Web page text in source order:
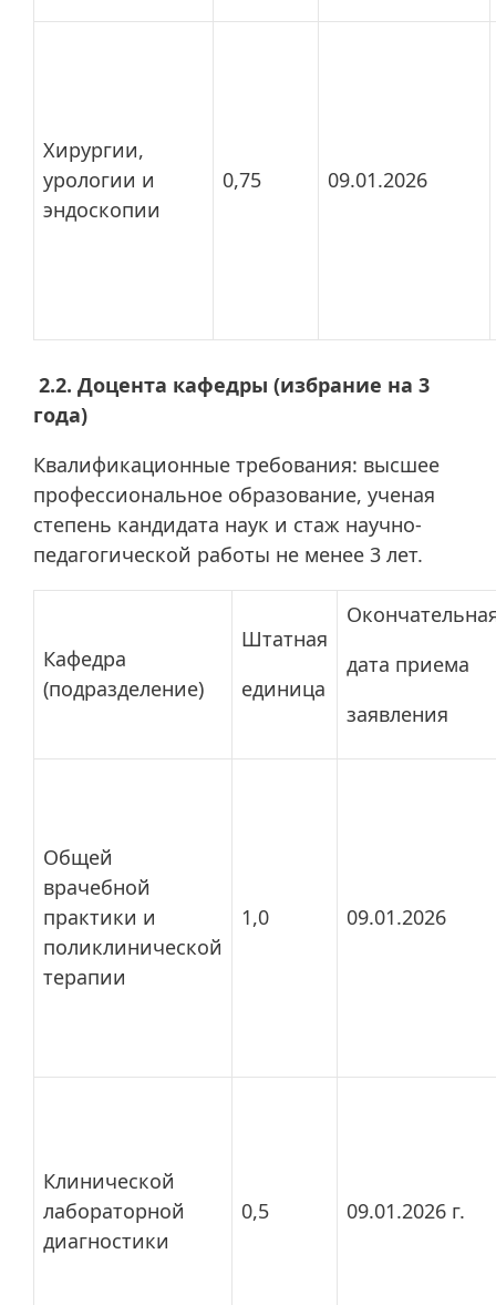
Хирургии,
урологии и
эндоскопии
0,75 09.01.2026
2.2. Доцента кафедры (избрание на 3
года)
Квалификационные требования: высшее
профессиональное образование, ученая
степень кандидата наук и стаж научно-
педагогической работы не менее 3 лет.
Кафедра
(подразделение)
Штатная
единица
дата приема
заявления
Общей
врачебной
практики и
поликлинической
терапии
1,0 09.01.2026
Клинической
лабораторной
диагностики
0,5 09.01.2026 г.